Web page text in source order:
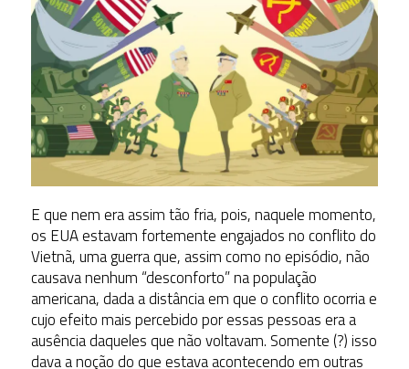
E que nem era assim tão fria, pois, naquele momento,
os EUA estavam fortemente engajados no conflito do
Vietnã, uma guerra que, assim como no episódio, não
causava nenhum “desconforto” na população
americana, dada a distância em que o conflito ocorria e
cujo efeito mais percebido por essas pessoas era a
ausência daqueles que não voltavam. Somente (?) isso
dava a noção do que estava acontecendo em outras